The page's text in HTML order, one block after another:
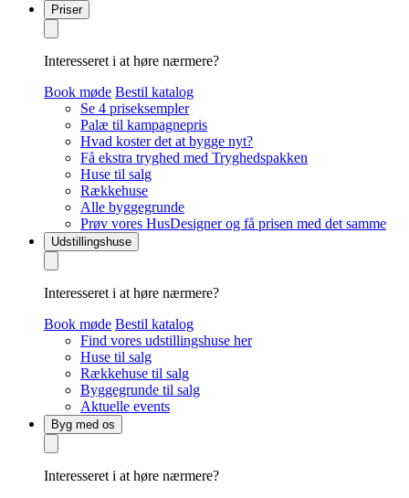
Priser
Interesseret i at høre nærmere?
Book møde Bestil katalog
Se 4 priseksempler
Palæ til kampagnepris
Hvad koster det at bygge nyt?
Få ekstra tryghed med Tryghedspakken
Huse til salg
Rækkehuse
Alle byggegrunde
Prøv vores HusDesigner og få prisen med det samme
Udstillingshuse
Interesseret i at høre nærmere?
Book møde Bestil katalog
Find vores udstillingshuse her
Huse til salg
Rækkehuse til salg
Byggegrunde til salg
Aktuelle events
Byg med os
Interesseret i at høre nærmere?